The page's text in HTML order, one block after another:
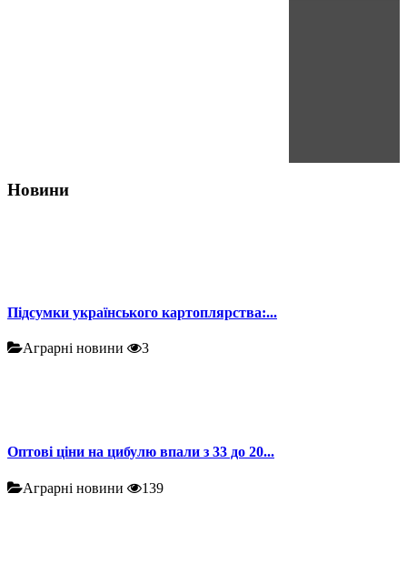
Новини
Підсумки українського картоплярства:...
Аграрні новини 3
Оптові ціни на цибулю впали з 33 до 20...
Аграрні новини 139